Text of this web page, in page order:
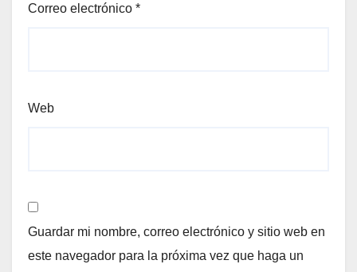
Correo electrónico *
Web
Guardar mi nombre, correo electrónico y sitio web en
este navegador para la próxima vez que haga un